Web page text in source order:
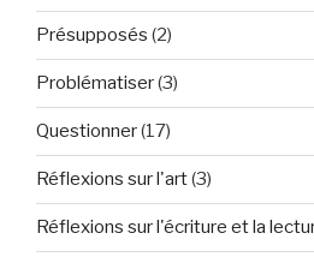
Présupposés (2)
Problématiser(3)
Questionner(17)
Réflexions sur l'art(3)
Réflexions sur l'écriture et la